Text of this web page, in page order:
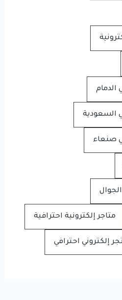
السعودية
صنعاء
متاجر إلكترونية احترافية
إلكتروني احترافي